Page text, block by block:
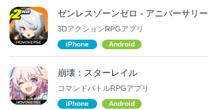
ゼンレスゾーンゼロ - アニバーサリー
3DアクションRPGアプリ
iPhone Android
崩壊：スターレイル
コマンドバトルRPGアプリ
iPhone Android